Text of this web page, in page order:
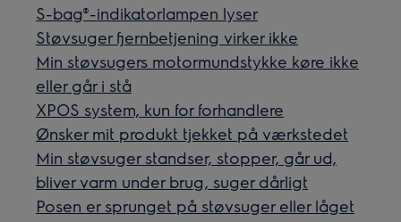
S-bag®-indikatorlampen lyser
Støvsuger fjernbetjening virker ikke
Min støvsugers motormundstykke køre ikke
eller går i stå
XPOS system, kun for forhandlere
Ønsker mit produkt tjekket på værkstedet
Min støvsuger standser, stopper, går ud,
bliver varm under brug, suger dårligt
Posen er sprunget på støvsuger eller låget